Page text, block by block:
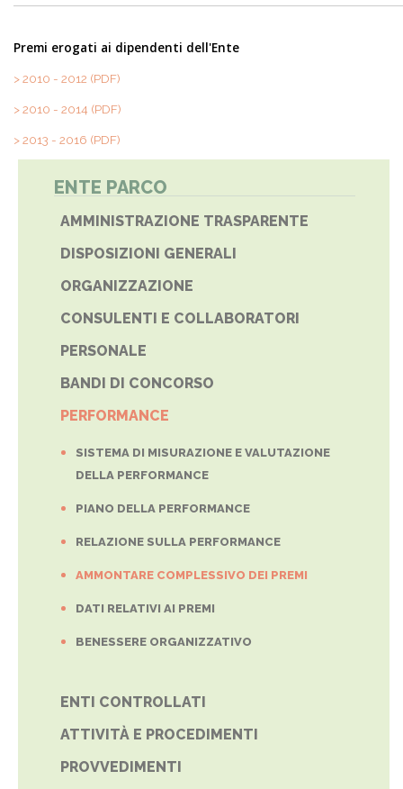
Premi erogati ai dipendenti dell'Ente
> 2010 - 2012 (PDF)
> 2010 - 2014 (PDF)
> 2013 - 2016 (PDF)
ENTE PARCO
AMMINISTRAZIONE TRASPARENTE
DISPOSIZIONI GENERALI
ORGANIZZAZIONE
CONSULENTI E COLLABORATORI
PERSONALE
BANDI DI CONCORSO
PERFORMANCE
SISTEMA DI MISURAZIONE E VALUTAZIONE
DELLA PERFORMANCE
PIANO DELLA PERFORMANCE
RELAZIONE SULLA PERFORMANCE
AMMONTARE COMPLESSIVO DEI PREMI
DATI RELATIVI AI PREMI
BENESSERE ORGANIZZATIVO
ENTI CONTROLLATI
ATTIVITÀ E PROCEDIMENTI
PROVVEDIMENTI